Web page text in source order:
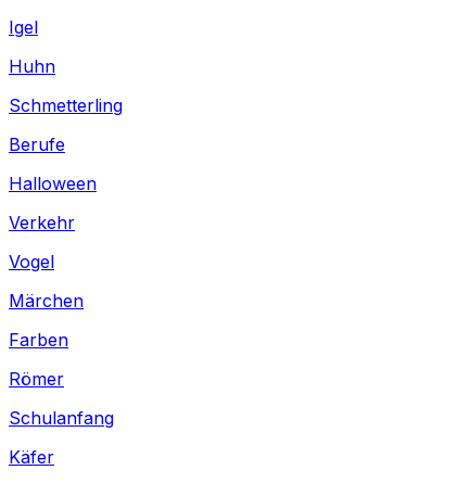
Igel
Huhn
Schmetterling
Berufe
Halloween
Verkehr
Vogel
Märchen
Farben
Römer
Schulanfang
Käfer